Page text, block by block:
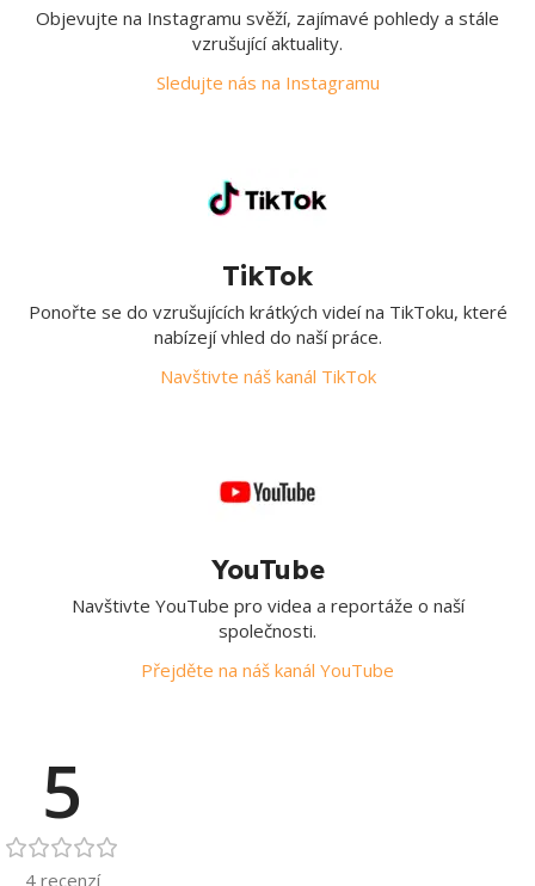
Objevujte na Instagramu svěží, zajímavé pohledy a stále
vzrušující aktuality.
Sledujte nás na Instagramu
TikTok
Ponořte se do vzrušujících krátkých videí na TikToku, které
nabízejí vhled do naší práce.
Navštivte náš kanál TikTok
YouTube
Navštivte YouTube pro videa a reportáže o naší
společnosti.
Přejděte na náš kanál YouTube
5
4 recenzí